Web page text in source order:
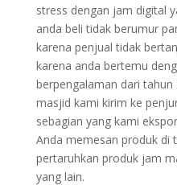
stress dengan jam digital
anda beli tidak berumur
karena penjual tidak
karena anda bertemu
berpengalaman dari
masjid kami kirim ke
sebagian yang kami
Anda memesan produk di
pertaruhkan produk jam
yang lain.